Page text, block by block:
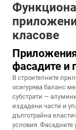
класове
Приложения
фасадите и
В строителните
осигурява баланс
субстрати —
издадени части и
дълготрайна
условия. Фасадните